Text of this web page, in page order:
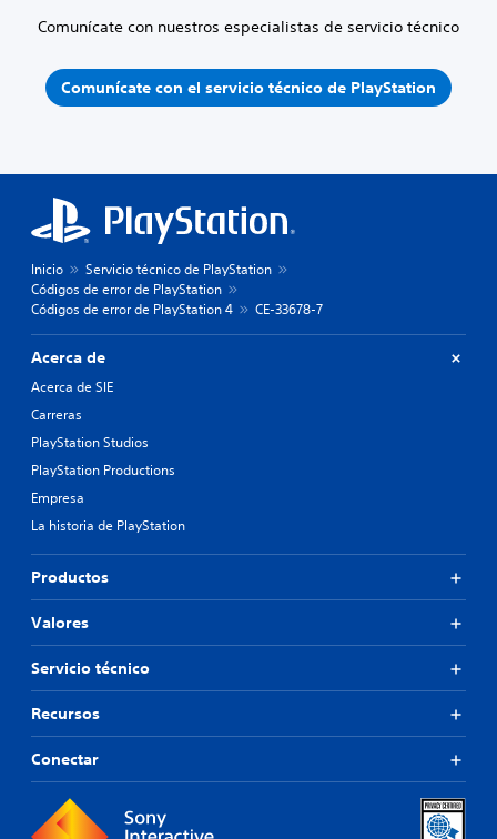
Comunícate con nuestros especialistas de servicio técnico
Comunícate con el servicio técnico de PlayStation
Inicio
Servicio técnico de PlayStation
Códigos de error de PlayStation
Códigos de error de PlayStation 4
CE-33678-7
Acerca de
Acerca de SIE
Carreras
PlayStation Studios
PlayStation Productions
Empresa
La historia de PlayStation
Productos
Valores
Servicio técnico
Recursos
Conectar